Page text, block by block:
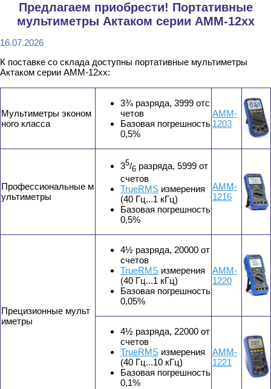
Предлагаем приобрести! Портативные
мультиметры Актаком серии АММ-12хх
16.07.2026
К поставке со склада доступны портативные мультиметры
Актаком серии АММ-12хх:
Мультиметры эконом
ного класса
3¾ разряда, 3999 отс
четов
Базовая погрешность
0,5%
АММ-
1203
Профессиональные м
ультиметры
35/6 разряда, 5999 от
счетов
TrueRMS измерения
(40 Гц...1 кГц)
Базовая погрешность
0,5%
АММ-
1216
Прецизионные мульт
иметры
4½ разряда, 20000 от
счетов
TrueRMS измерения
(40 Гц...1 кГц)
Базовая погрешность
0,05%
АММ-
1220
4½ разряда, 22000 от
счетов
TrueRMS измерения
(40 Гц...10 кГц)
Базовая погрешность
0,1%
АММ-
1221